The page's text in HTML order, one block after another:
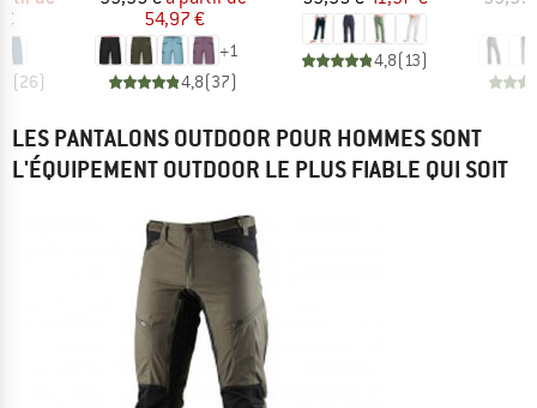
(26)
54,97 €
+1
4,8(37)
4,8( 13)
LES PANTALONS OUTDOOR POUR HOMMES SONT
L'ÉQUIPEMENT OUTDOOR LE PLUS FIABLE QUI SOIT